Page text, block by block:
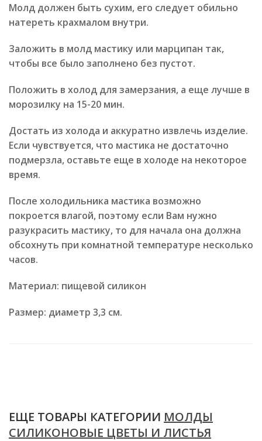
Молд должен быть сухим, его следует обильно
натереть крахмалом внутри.
Заложить в молд мастику или марципан так,
чтобы все было заполнено без пустот.
Положить в холод для замерзания, а еще лучше в
морозилку на 15-20 мин.
Достать из холода и аккуратно извлечь изделие.
Если чувствуется, что мастика не достаточно
подмерзла, оставьте еще в холоде на некоторое
время.
После холодильника мастика возможно
покроется влагой, поэтому если Вам нужно
разукрасить мастику, то для начала она должна
обсохнуть при комнатной температуре несколько
часов.
Материал: пищевой силикон
Размер: диаметр 3,3 см.
ЕЩЕ ТОВАРЫ КАТЕГОРИИ МОЛДЫ
СИЛИКОНОВЫЕ ЦВЕТЫ И ЛИСТЬЯ